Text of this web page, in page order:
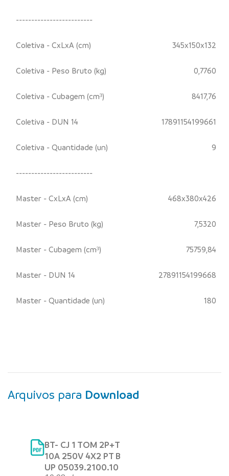
-------------------------
Coletiva - CxLxA (cm) 345x150x132
Coletiva - Peso Bruto (kg) 0,7760
Coletiva - Cubagem (cm³) 8417,76
Coletiva - DUN 14 17891154199661
Coletiva - Quantidade (un) 9
-------------------------
Master - CxLxA (cm) 468x380x426
Master - Peso Bruto (kg) 7,5320
Master - Cubagem (cm³) 75759,84
Master - DUN 14 27891154199668
Master - Quantidade (un) 180
Arquivos para Download
BT- CJ 1 TOM 2P+T
10A 250V 4X2 PT B
UP 05039.2100.10